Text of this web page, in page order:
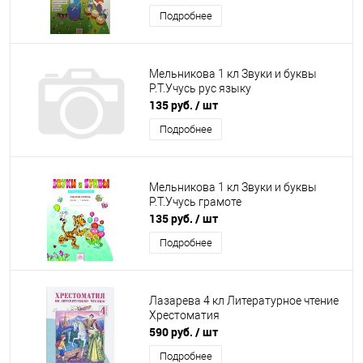
Подробнее
Мельникова 1 кл Звуки и буквы
Р.Т.Учусь рус языку
135 руб. / шт
Подробнее
Мельникова 1 кл Звуки и буквы
Р.Т.Учусь грамоте
135 руб. / шт
Подробнее
Лазарева 4 кл Литературное чтение
Хрестоматия
590 руб. / шт
Подробнее